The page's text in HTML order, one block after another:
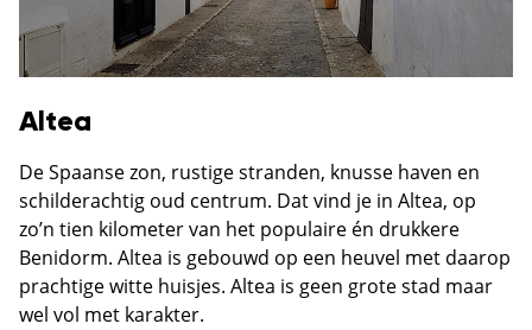
Altea
De Spaanse zon, rustige stranden, knusse haven en
schilderachtig oud centrum. Dat vind je in Altea, op
zo’n tien kilometer van het populaire én drukkere
Benidorm. Altea is gebouwd op een heuvel met daarop
prachtige witte huisjes. Altea is geen grote stad maar
wel vol met karakter.